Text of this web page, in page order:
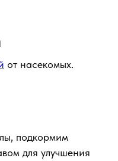
от насекомых.
подкормим
для улучшения